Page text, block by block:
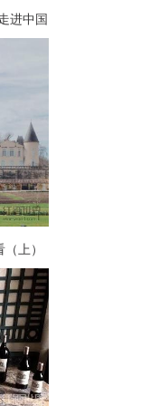
进中国
上）